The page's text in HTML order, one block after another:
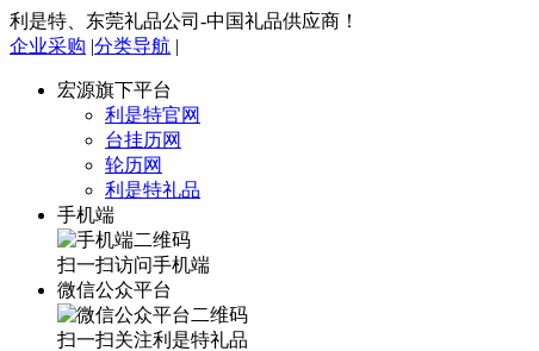
利是特、东莞礼品公司-中国礼品供应商！
企业采购 |分类导航 |
宏源旗下平台
利是特官网
台挂历网
轮历网
利是特礼品
手机端
扫一扫访问手机端
微信公众平台
扫一扫关注利是特礼品